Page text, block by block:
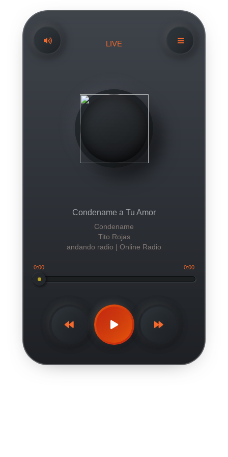
LIVE
Condename a Tu Amor
Condename
Tito Rojas
andando radio | Online Radio
0:00 0:00